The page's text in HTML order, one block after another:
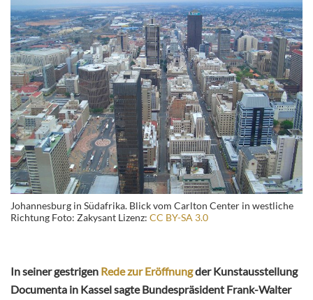
Johannesburg in Südafrika. Blick vom Carlton Center in westliche
Richtung Foto: Zakysant Lizenz: CC BY-SA 3.0
In seiner gestrigen Rede zur Eröffnungder Kunstausstellung
Documenta in Kassel sagte Bundespräsident Frank-Walter